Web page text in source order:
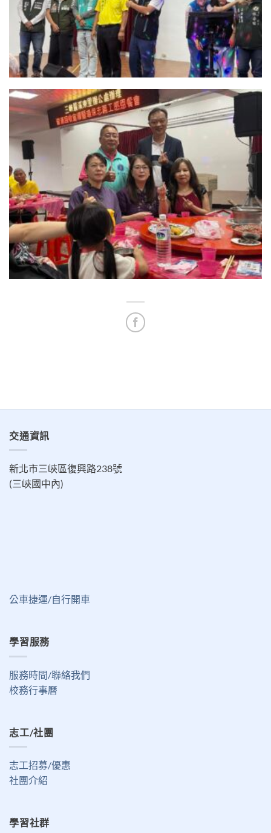
交通資訊
新北市三峽區復興路238號
(三峽國中內)
公車捷運/自行開車
學習服務
服務時間/聯絡我們
校務行事曆
志工/社團
志工招募/優惠
社團介紹
學習社群